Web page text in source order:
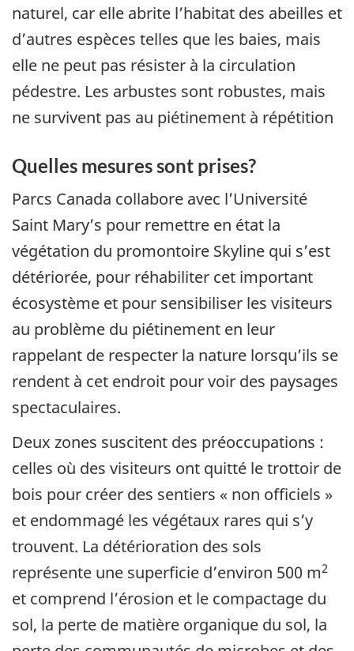
naturel, car elle abrite l’habitat des abeilles et
d’autres espèces telles que les baies, mais
elle ne peut pas résister à la circulation
pédestre. Les arbustes sont robustes, mais
ne survivent pas au piétinement à répétition
Quelles mesures sont prises?
Parcs Canada collabore avec l’Université
Saint Mary’s pour remettre en état la
végétation du promontoire Skyline qui s’est
détériorée, pour réhabiliter cet important
écosystème et pour sensibiliser les visiteurs
au problème du piétinement en leur
rappelant de respecter la nature lorsqu’ils se
rendent à cet endroit pour voir des paysages
spectaculaires.
Deux zones suscitent des préoccupations :
celles où des visiteurs ont quitté le trottoir de
bois pour créer des sentiers « non officiels »
et endommagé les végétaux rares qui s’y
trouvent. La détérioration des sols
représente une superficie d’environ 500 m2
et comprend l’érosion et le compactage du
sol, la perte de matière organique du sol, la